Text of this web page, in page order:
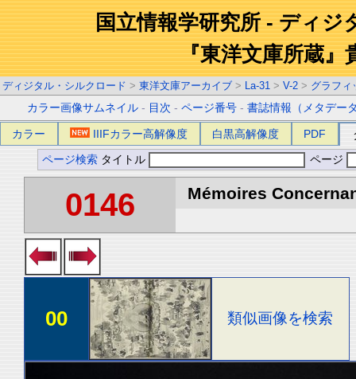
国立情報学研究所 - ディジ
『東洋文庫所蔵』
ディジタル・シルクロード > 東洋文庫アーカイブ > La-31 > V-2 > グラフィ
カラー画像サムネイル - 目次 -ページ番号 -書誌情報（メタデー
カラー IIIFカラー高解像度 白黒高解像度 PDF
ページ検索 タイトル ページ
0146 Mémoires
00 類似画像を検索